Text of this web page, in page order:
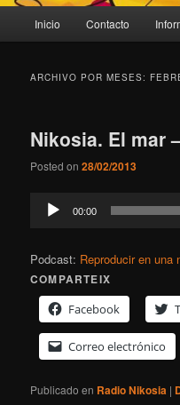
principal
Inicio Contacto
ARCHIVO POR MESES:
Nikosia. El mar
Posted on28/02/2013
Reproductor
00:00
Podcast: Reproducir en una
COMPARTEIX
Facebook
Correo electrónico
Publicado en Radio Nikosia |